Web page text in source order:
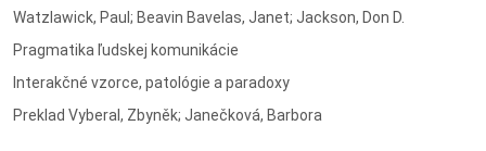
Watzlawick, Paul; Beavin Bavelas, Janet; Jackson, Don D.
Pragmatika ľudskej komunikácie
Interakčné vzorce, patológie a paradoxy
Preklad Vyberal, Zbyněk; Janečková, Barbora